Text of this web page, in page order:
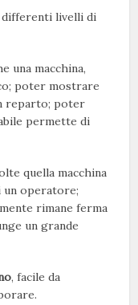
differenti livelli di
una macchina,
poter mostrare
reparto; poter
permette di
quella macchina
un operatore;
rimane ferma
un grande
, facile da